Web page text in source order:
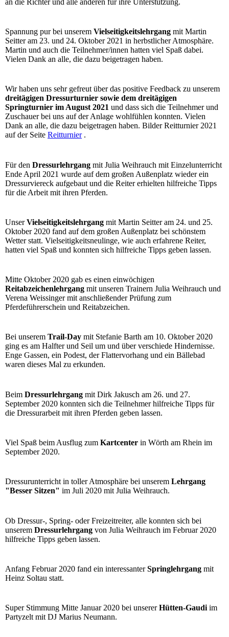
Spannung pur bei unserem Vielseitigkeitslehrgang mit Martin
Seitter am 23. und 24. Oktober 2021 in herbstlicher Atmosphäre.
Martin und auch die Teilnehmer/innen hatten viel Spaß dabei.
Vielen Dank an alle, die dazu beigetragen haben.
Wir haben uns sehr gefreut über das positive Feedback zu unserem
dreitägigen Dressurturnier sowie dem dreitägigen
Springturnier im August 2021 und dass sich die Teilnehmer und
Zuschauer bei uns auf der Anlage wohlfühlen konnten. Vielen
Dank an alle, die dazu beigetragen haben. Bilder Reitturnier 2021
auf der Seite Reitturnier.
Für den Dressurlehrgang mit Julia Weihrauch mit Einzelunterricht
Ende April 2021 wurde auf dem großen Außenplatz wieder ein
Dressurviereck aufgebaut und die Reiter erhielten hilfreiche Tipps
für die Arbeit mit ihren Pferden.
UnserVielseitigkeitslehrgang mit Martin Seitter am 24. und 25.
Oktober 2020 fand auf dem großen Außenplatz bei schönstem
Wetter statt. Vielseitigkeitsneulinge, wie auch erfahrene Reiter,
hatten viel Spaß und konnten sich hilfreiche Tipps geben lassen.
Mitte Oktober 2020 gab es einen einwöchigen
Reitabzeichenlehrgang mit unseren Trainern Julia Weihrauch und
Verena Weissinger mit anschließender Prüfung zum
Pferdeführerschein und Reitabzeichen.
Bei unserem Trail-Day mit Stefanie Barth am 10. Oktober 2020
ging es am Halfter und Seil um und über verschiede Hindernisse.
Enge Gassen, ein Podest, der Flattervorhang und ein Bällebad
waren dieses Mal zu erkunden.
Beim Dressurlehrgang mit Dirk Jakusch am 26. und 27.
September 2020 konnten sich die Teilnehmer hilfreiche Tipps für
die Dressurarbeit mit ihren Pferden geben lassen.
Viel Spaß beim Ausflug zum Kartcenter in Wörth am Rhein im
September 2020.
Dressurunterricht in toller Atmosphäre bei unserem Lehrgang
"Besser Sitzen" im Juli 2020 mit Julia Weihrauch.
Ob Dressur-, Spring- oder Freizeitreiter, alle konnten sich bei
unserem Dressurlehrgang von Julia Weihrauch im Februar 2020
hilfreiche Tipps geben lassen.
Anfang Februar 2020 fand ein interessanterSpringlehrgang mit
Heinz Soltau statt.
Super Stimmung Mitte Januar 2020 bei unsererHütten-Gaudi im
Partyzelt mit DJ Marius Neumann.